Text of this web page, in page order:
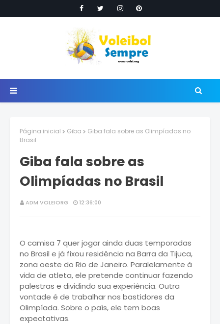
Página inicial Giba
Giba fala sobre as Olimpíadas no
Brasil
Giba fala sobre as
Olimpíadas no Brasil
ADM VOLEIORG 12:36:00
O camisa 7 quer jogar ainda duas temporadas
no Brasil e já fixou residência na Barra da Tijuca,
zona oeste do Rio de Janeiro. Paralelamente à
vida de atleta, ele pretende continuar fazendo
palestras e dividindo sua experiência. Outra
vontade é de trabalhar nos bastidores da
Olimpíada. Sobre o país, ele tem boas
expectativas.